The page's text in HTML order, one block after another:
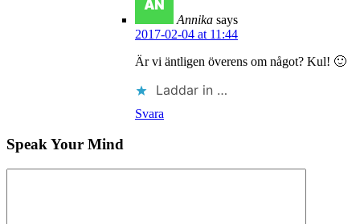
Annika says
2017-02-04 at 11:44
Är vi äntligen överens om något? Kul! 🙂
Laddar in …
Svara
Speak Your Mind